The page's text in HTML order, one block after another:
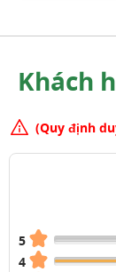
Khách
(Quy định
5
4